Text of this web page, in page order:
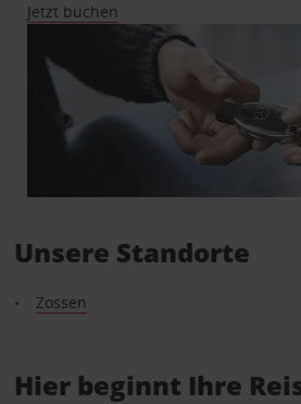
Jetzt buchen
Unsere Standorte
Zossen
Hier beginnt Ihre